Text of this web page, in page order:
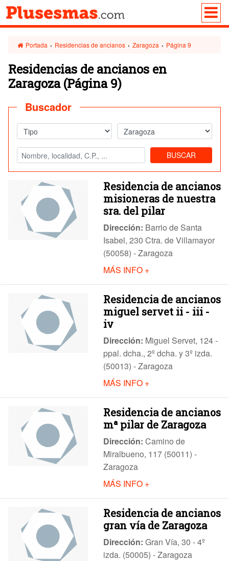
Portada › Residencias de ancianos › Zaragoza › Página 9
Residencias de ancianos en
Zaragoza(Página 9)
Buscador
BUSCAR
Residencia de ancianos
misioneras de nuestra
sra. del pilar
Dirección: Barrio de Santa
Isabel, 230 Ctra. de Villamayor
(50058) - Zaragoza
MÁS INFO +
Residencia de ancianos
miguel servet ii - iii -
iv
Dirección: Miguel Servet, 124 -
ppal. dcha., 2º dcha. y 3º izda.
(50013) - Zaragoza
MÁS INFO +
Residencia de ancianos
mª pilar de Zaragoza
Dirección: Camino de
Miralbueno, 117 (50011) -
Zaragoza
MÁS INFO +
Residencia de ancianos
gran vía de Zaragoza
Dirección: Gran Vía, 30 - 4º
izda. (50005) - Zaragoza